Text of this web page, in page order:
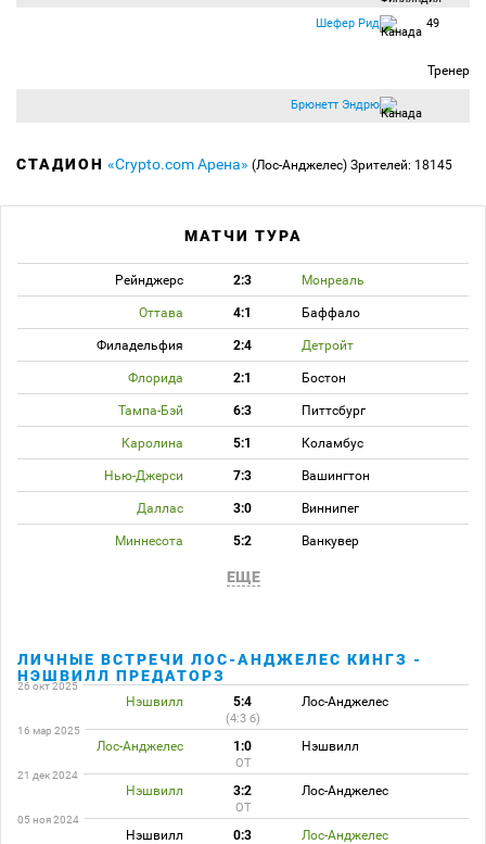
Шефер Рид 49
Тренер
Брюнетт Эндрю
СТАДИОН «Crypto.com Арена» (Лос-Анджелес) Зрителей: 18145
МАТЧИ ТУРА
Рейнджерс 2:3 Монреаль
Оттава 4:1 Баффало
Филадельфия 2:4 Детройт
Флорида 2:1 Бостон
Тампа-Бэй 6:3 Питтсбург
Каролина 5:1 Коламбус
Нью-Джерси 7:3 Вашингтон
Даллас 3:0 Виннипег
Миннесота 5:2 Ванкувер
ЕЩЕ
ЛИЧНЫЕ ВСТРЕЧИ ЛОС-АНДЖЕЛЕС КИНГЗ -
НЭШВИЛЛ ПРЕДАТОРЗ
26 окт 2025
Нэшвилл 5:4 Лос-Анджелес
(4:3 б)
16 мар 2025
Лос-Анджелес 1:0 Нэшвилл
ОТ
21 дек 2024
Нэшвилл 3:2 Лос-Анджелес
ОТ
05 ноя 2024
Нэшвилл 0:3 Лос-Анджелес